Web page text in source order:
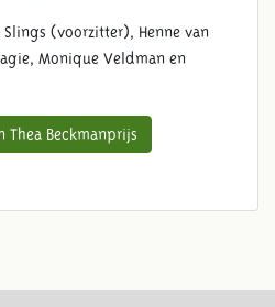
(voorzitter), Henne van
Monique Veldman en
Thea Beckmanprijs